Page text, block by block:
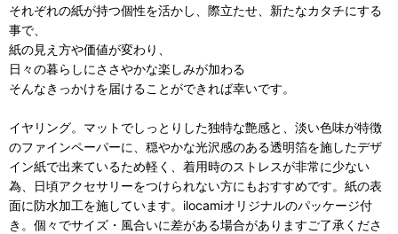
それぞれの紙が持つ個性を活かし、際立たせ、新たなカタチにする
事で、
紙の見え方や価値が変わり、
日々の暮らしにささやかな楽しみが加わる
そんなきっかけを届けることができれば幸いです。
イヤリング。マットでしっとりした独特な艶感と、淡い色味が特徴
のファインペーパーに、穏やかな光沢感のある透明箔を施したデザ
イン紙で出来ているため軽く、着用時のストレスが非常に少ない
為、日頃アクセサリーをつけられない方にもおすすめです。紙の表
面に防水加工を施しています。ilocamiオリジナルのパッケージ付
き。個々でサイズ・風合いに差がある場合がありますご了承くださ